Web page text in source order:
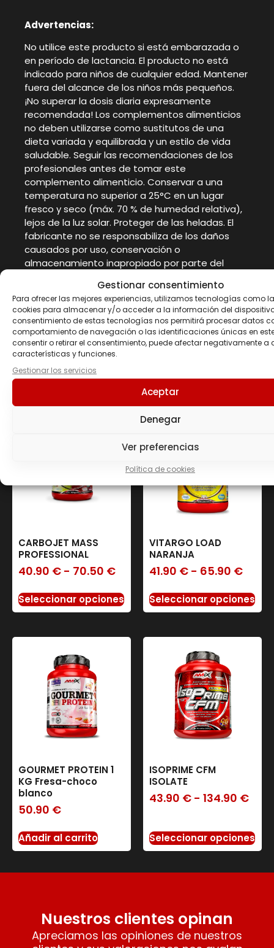
Gestionar consentimiento
Para ofrecer las mejores experiencias, utilizamos tecnologías como
cookies para almacenar y/o acceder a la información del
consentimiento de estas tecnologías nos permitirá procesar datos
comportamiento de navegación o las identificaciones únicas en
consentir o retirar el consentimiento, puede afectar negativamente a
características y funciones.
Gestionar los servicios
Aceptar
Denegar
Ver preferencias
Política de cookies
Advertencias:
No utilice este producto si está embarazada o
en período de lactancia. El producto no está
indicado para niños de cualquier edad. Mantener
fuera del alcance de los niños más pequeños.
¡No superar la dosis diaria expresamente
recomendada! Los complementos alimenticios
no deben utilizarse como sustitutos de una
dieta variada y equilibrada y un estilo de vida
saludable. Seguir las recomendaciones de los
profesionales antes de tomar este
complemento alimenticio. Conservar a una
temperatura no superior a 25°C en un lugar
fresco y seco (máx. 70 % de humedad relativa),
lejos de la luz solar. Proteger de las heladas. El
fabricante no se responsabiliza de los daños
causados por uso, conservación o
almacenamiento inapropiado por parte del
con sorbente colocado dentro del recipiente.
Productos
relacionados
CARBOJET MASS
PROFESSIONAL
40.90 € - 70.50 €
Seleccionar opciones
VITARGO LOAD
NARANJA
41.90 € - 65.90 €
Seleccionar opciones
GOURMET PROTEIN 1
KG Fresa-choco
blanco
50.90 €
Añadir al carrito
ISOPRIME CFM
ISOLATE
43.90 € - 134.90 €
Seleccionar opciones
Nuestros clientes opinan
Apreciamos las opiniones de nuestros